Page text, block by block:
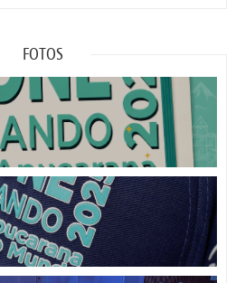
FOTOS